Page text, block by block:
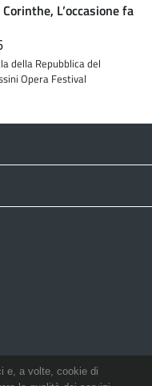
L’occasione fa
della Repubblica del
Opera Festival
e, a volte, cookie di